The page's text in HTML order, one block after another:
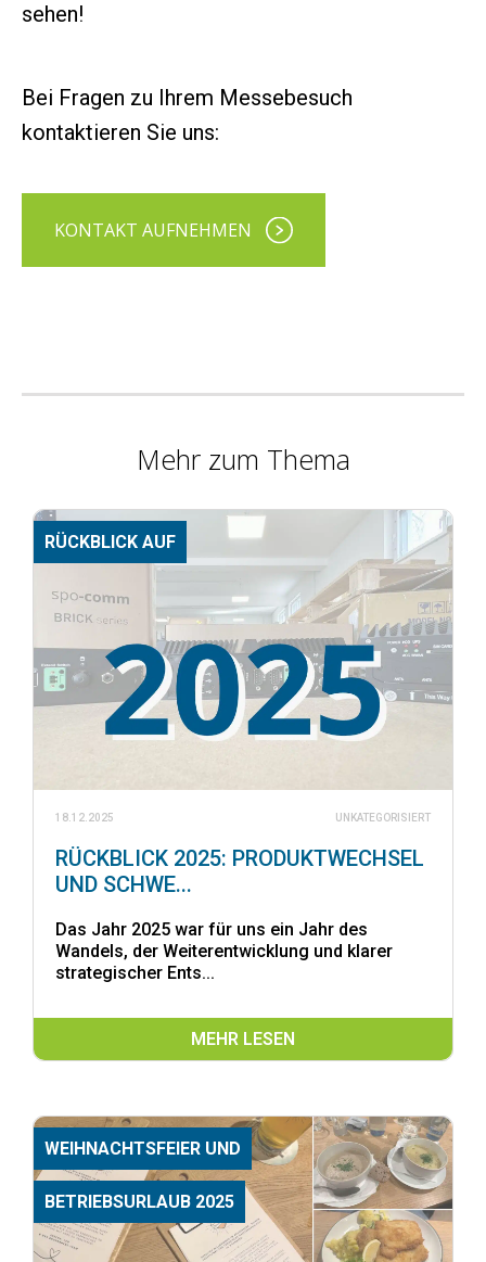
sehen!
Bei Fragen zu Ihrem Messebesuch
kontaktieren Sie uns:
KONTAKT AUFNEHMEN
Mehr zum Thema
RÜCKBLICK AUF
18.12.2025 UNKATEGORISIERT
RÜCKBLICK 2025: PRODUKTWECHSEL
UND SCHWE...
Das Jahr 2025 war für uns ein Jahr des
Wandels, der Weiterentwicklung und klarer
strategischer Ents...
MEHR LESEN
WEIHNACHTSFEIER UND
BETRIEBSURLAUB 2025